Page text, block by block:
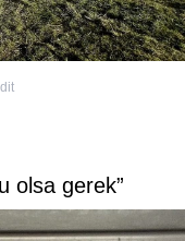
olsa gerek”